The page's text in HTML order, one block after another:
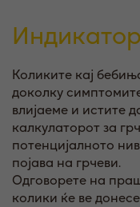
Коликите кај
доколку
влијаеме и истите
калкулаторот за
потенцијалното
појава на грчеви.
Одговорете на
колики ќе ве